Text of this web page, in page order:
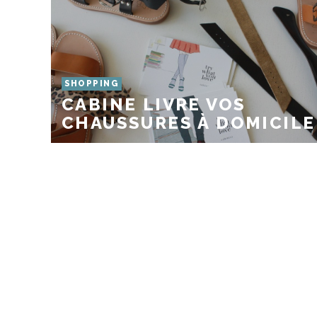
SHOPPING
CABINE LIVRE VOS
CHAUSSURES À DOMICILE